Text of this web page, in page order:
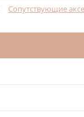
Сопутствующие